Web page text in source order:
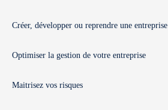
Créer, développer ou reprendre une entreprise
Optimiser la gestion de votre entreprise
Maitrisez vos risques